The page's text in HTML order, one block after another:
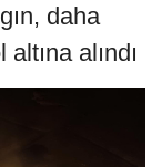
daha
alındı